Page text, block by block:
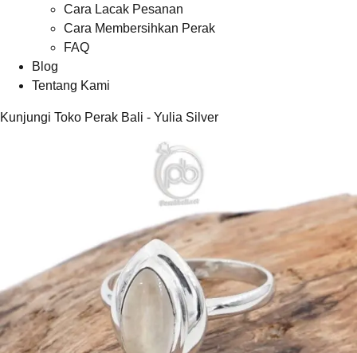
Cara Lacak Pesanan
Cara Membersihkan Perak
FAQ
Blog
Tentang Kami
Kunjungi Toko Perak Bali - Yulia Silver